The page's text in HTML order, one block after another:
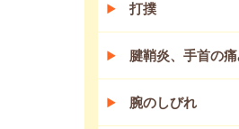
打撲
腱鞘炎、手首の
腕のしびれ